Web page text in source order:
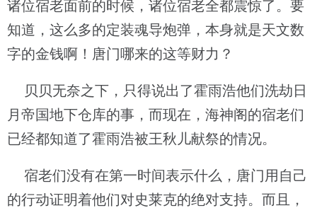
诸位宿老面前的时候，诸位宿老全都震惊了。要
知道，这么多的定装魂导炮弹，本身就是天文数
字的金钱啊！唐门哪来的这等财力？
贝贝无奈之下，只得说出了霍雨浩他们洗劫日
月帝国地下仓库的事，而现在，海神阁的宿老们
已经都知道了霍雨浩被王秋儿献祭的情况。
宿老们没有在第一时间表示什么，唐门用自己
的行动证明着他们对史莱克的绝对支持。而且，